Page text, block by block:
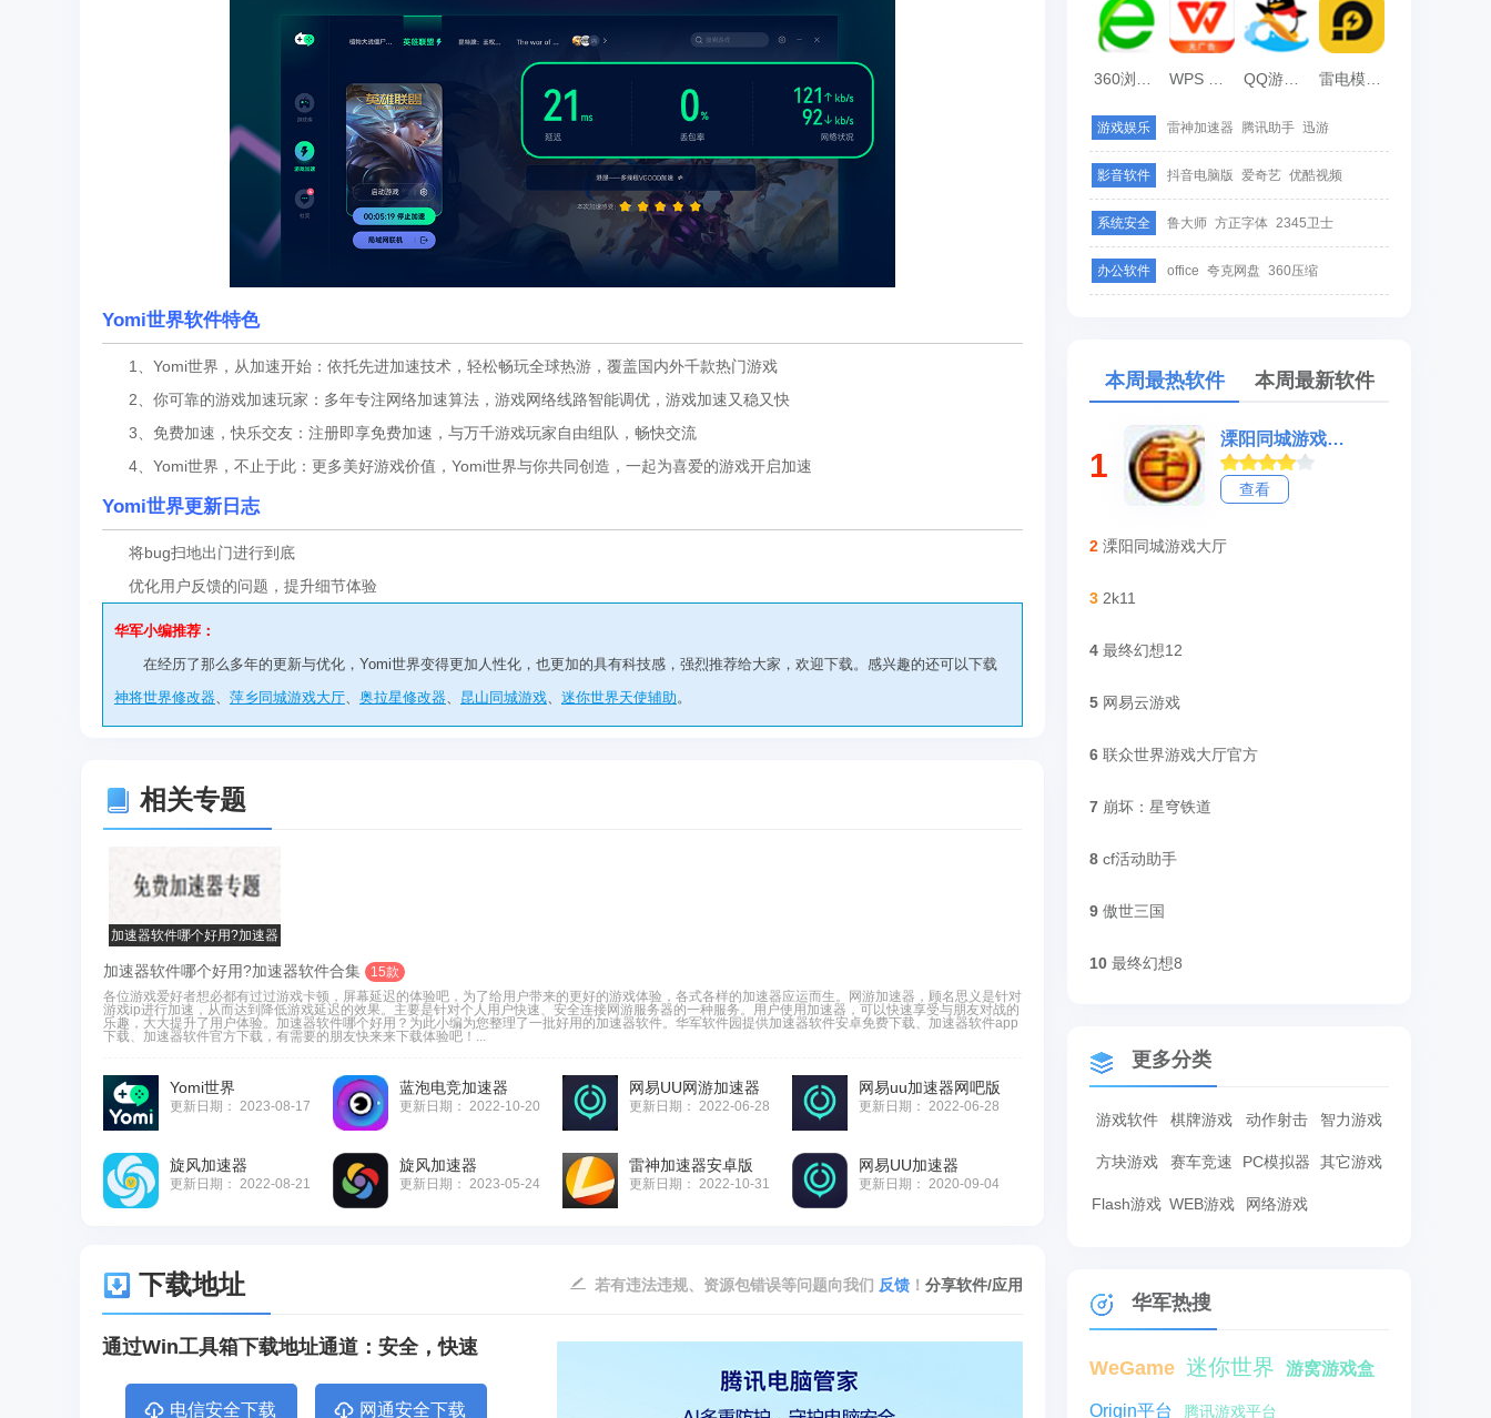
Yomi世界软件特色
1、Yomi世界，从加速开始：依托先进加速技术，轻松畅玩全球热游，覆盖国内外千款热门游戏
2、你可靠的游戏加速玩家：多年专注网络加速算法，游戏网络线路智能调优，游戏加速又稳又快
3、免费加速，快乐交友：注册即享免费加速，与万千游戏玩家自由组队，畅快交流
4、Yomi世界，不止于此：更多美好游戏价值，Yomi世界与你共同创造，一起为喜爱的游戏开启加速
Yomi世界更新日志
将bug扫地出门进行到底
优化用户反馈的问题，提升细节体验
华军小编推荐：
在经历了那么多年的更新与优化，Yomi世界变得更加人性化，也更加的具有科技感，强烈推荐给大家，欢迎下载。感兴趣的还可以下载
神将世界修改器、 萍乡同城游戏大厅、 奥拉星修改器、 昆山同城游戏、 迷你世界天使辅助。
相关专题
加速器软件哪个好用?加速器
加速器软件哪个好用?加速器软件合集
15款
各位游戏爱好者想必都有过过游戏卡顿，屏幕延迟的体验吧，为了给用户带来的更好的游戏体验，各式各样的加速器应运而生。网游加速器，顾名思义是针对
游戏ip进行加速，从而达到降低游戏延迟的效果。主要是针对个人用户快速、安全连接网游服务器的一种服务。用户使用加速器，可以快速享受与朋友对战的
乐趣，大大提升了用户体验。加速器软件哪个好用？为此小编为您整理了一批好用的加速器软件。华军软件园提供加速器软件安卓免费下载、加速器软件app
下载、加速器软件官方下载，有需要的朋友快来来下载体验吧！...
Yomi世界
更新日期： 2023-08-17
蓝泡电竞加速器
更新日期： 2022-10-20
网易UU网游加速器
更新日期： 2022-06-28
网易uu加速器网吧版
更新日期： 2022-06-28
旋风加速器
更新日期： 2022-08-21
旋风加速器
更新日期： 2023-05-24
雷神加速器安卓版
更新日期： 2022-10-31
网易UU加速器
更新日期： 2020-09-04
下载地址 分享软件/应用
若有违法违规、资源包错误等问题向我们 反馈 ！
通过Win工具箱下载地址通道：安全，快速
电信安全下载 网通安全下载
雷电模拟器
游戏娱乐 雷神加速器 腾讯助手 迅游
影音软件 抖音电脑版 爱奇艺 优酷视频
系统安全 鲁大师 方正字体 2345卫士
办公软件 office 夸克网盘 360压缩
本周最热软件 本周最新软件
1
溧阳同城游戏大厅
查看
2 溧阳同城游戏大厅
3 2k11
4 最终幻想12
5 网易云游戏
6 联众世界游戏大厅官方
7 崩坏：星穹铁道
8 cf活动助手
9 傲世三国
10 最终幻想8
更多分类
游戏软件 棋牌游戏 动作射击 智力游戏
方块游戏 赛车竞速 PC模拟器 其它游戏
Flash游戏 WEB游戏 网络游戏
华军热搜
WeGame 迷你世界 游窝游戏盒
Origin平台 腾讯游戏平台